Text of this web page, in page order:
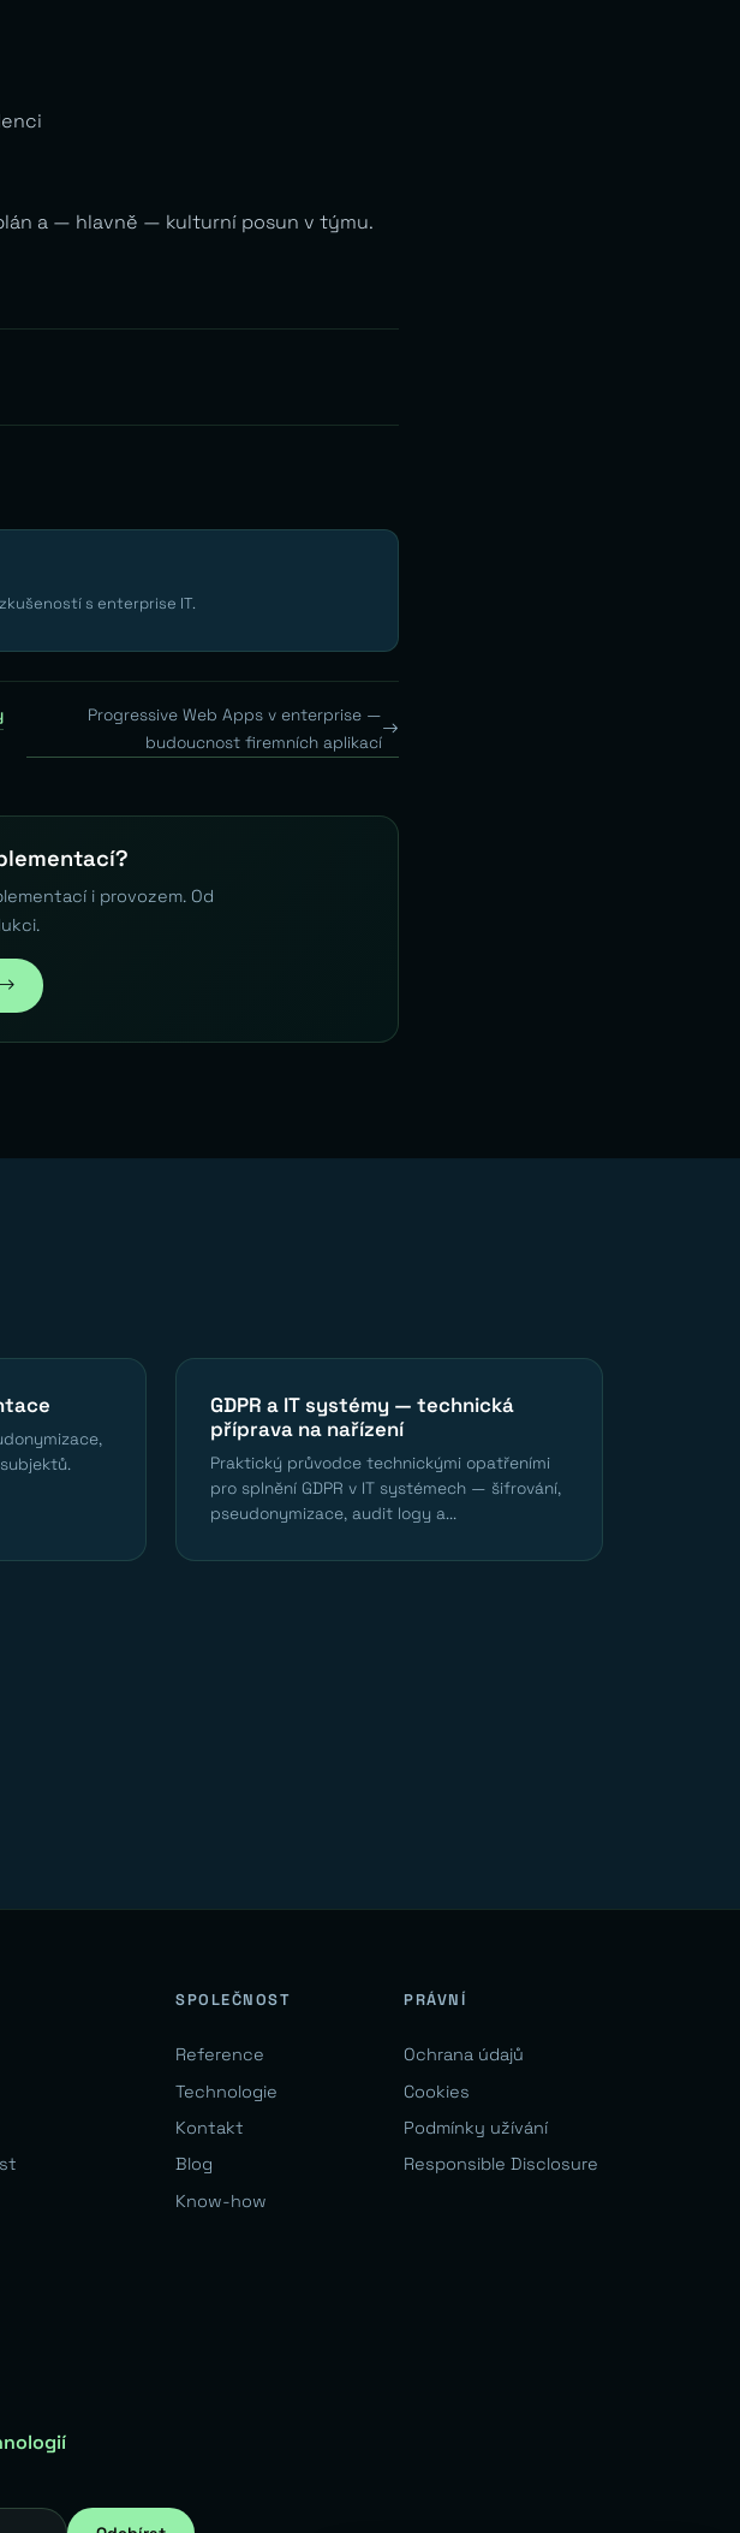
a — hlavně — kulturní posun v týmu.
s enterprise IT.
Progressive Web Apps v enterprise —
budoucnost firemních aplikací
i provozem. Od
GDPR a IT systémy — technická
příprava na nařízení
Praktický průvodce technickými opatřeními
pro splnění GDPR v IT systémech — šifrování,
pseudonymizace, audit logy a...
SPOLEČNOST
Reference
Technologie
Kontakt
Blog
Know-how
PRÁVNÍ
Ochrana údajů
Cookies
Podmínky užívání
Responsible Disclosure